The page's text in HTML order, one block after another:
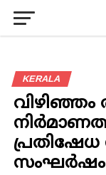
KERALA
സംഘര്‍ഷം